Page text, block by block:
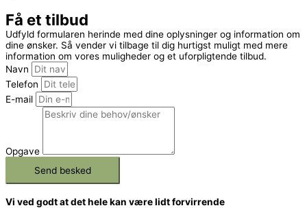
Få et tilbud
Udfyld formularen herinde med dine oplysninger og information om
dine ønsker. Så vender vi tilbage til dig hurtigst muligt med mere
information om vores muligheder og et uforpligtende tilbud.
Navn
Telefon
E-mail
Opgave
Send besked
Vi ved godt at det hele kan være lidt forvirrende